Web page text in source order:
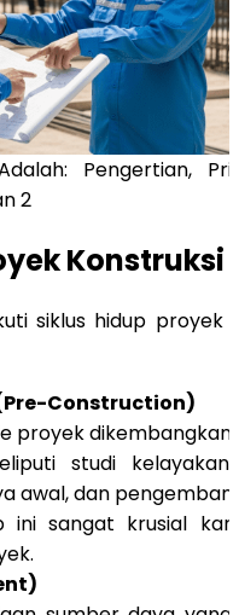
Pengertian,
2
Konstruksi
siklus hidup
Construction)
proyek dikembangkan.
studi
awal, dan
ini sangat krusial